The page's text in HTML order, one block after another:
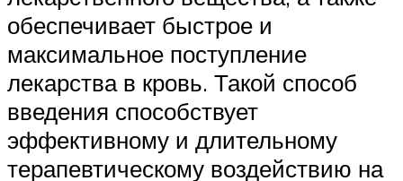
обеспечивает быстрое и
максимальное поступление
лекарства в кровь. Такой способ
введения способствует
эффективному и длительному
терапевтическому воздействию на